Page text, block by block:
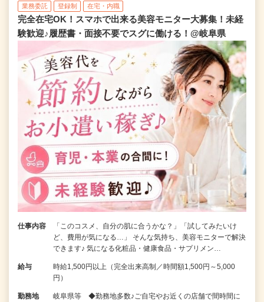
業務委託 登録制 在宅・内職
完全在宅OK！スマホで出来る美容モニター大募集！未経
験歓迎♪履歴書・面接不要でスグに働ける！@岐阜県
仕事内容
「このコスメ、自分の肌に合うかな？」「試してみたいけ
ど、費用が気になる…」 そんな気持ち、美容モニターで解決
できます♪ 気になる化粧品・健康食品・サプリメン…
給与
時給1,500円以上（完全出来高制／時間額1,500円～5,000
円）
勤務地
岐阜県等 ◆勤務地多数♪ご自宅やお近くの店舗で間時間に